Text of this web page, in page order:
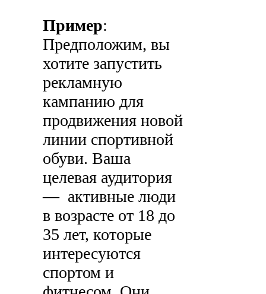
Пример:
Предположим, вы
хотите запустить
рекламную
кампанию для
продвижения новой
линии спортивной
обуви. Ваша
целевая аудитория
— активные люди
в возрасте от 18 до
35 лет, которые
интересуются
спортом и